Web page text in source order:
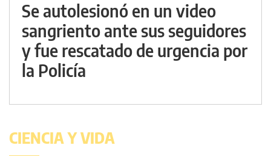
Se autolesionó en un video
sangriento ante sus seguidores
y fue rescatado de urgencia por
la Policía
CIENCIA Y VIDA